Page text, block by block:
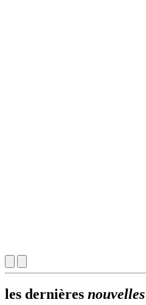
les dernières nouvelles